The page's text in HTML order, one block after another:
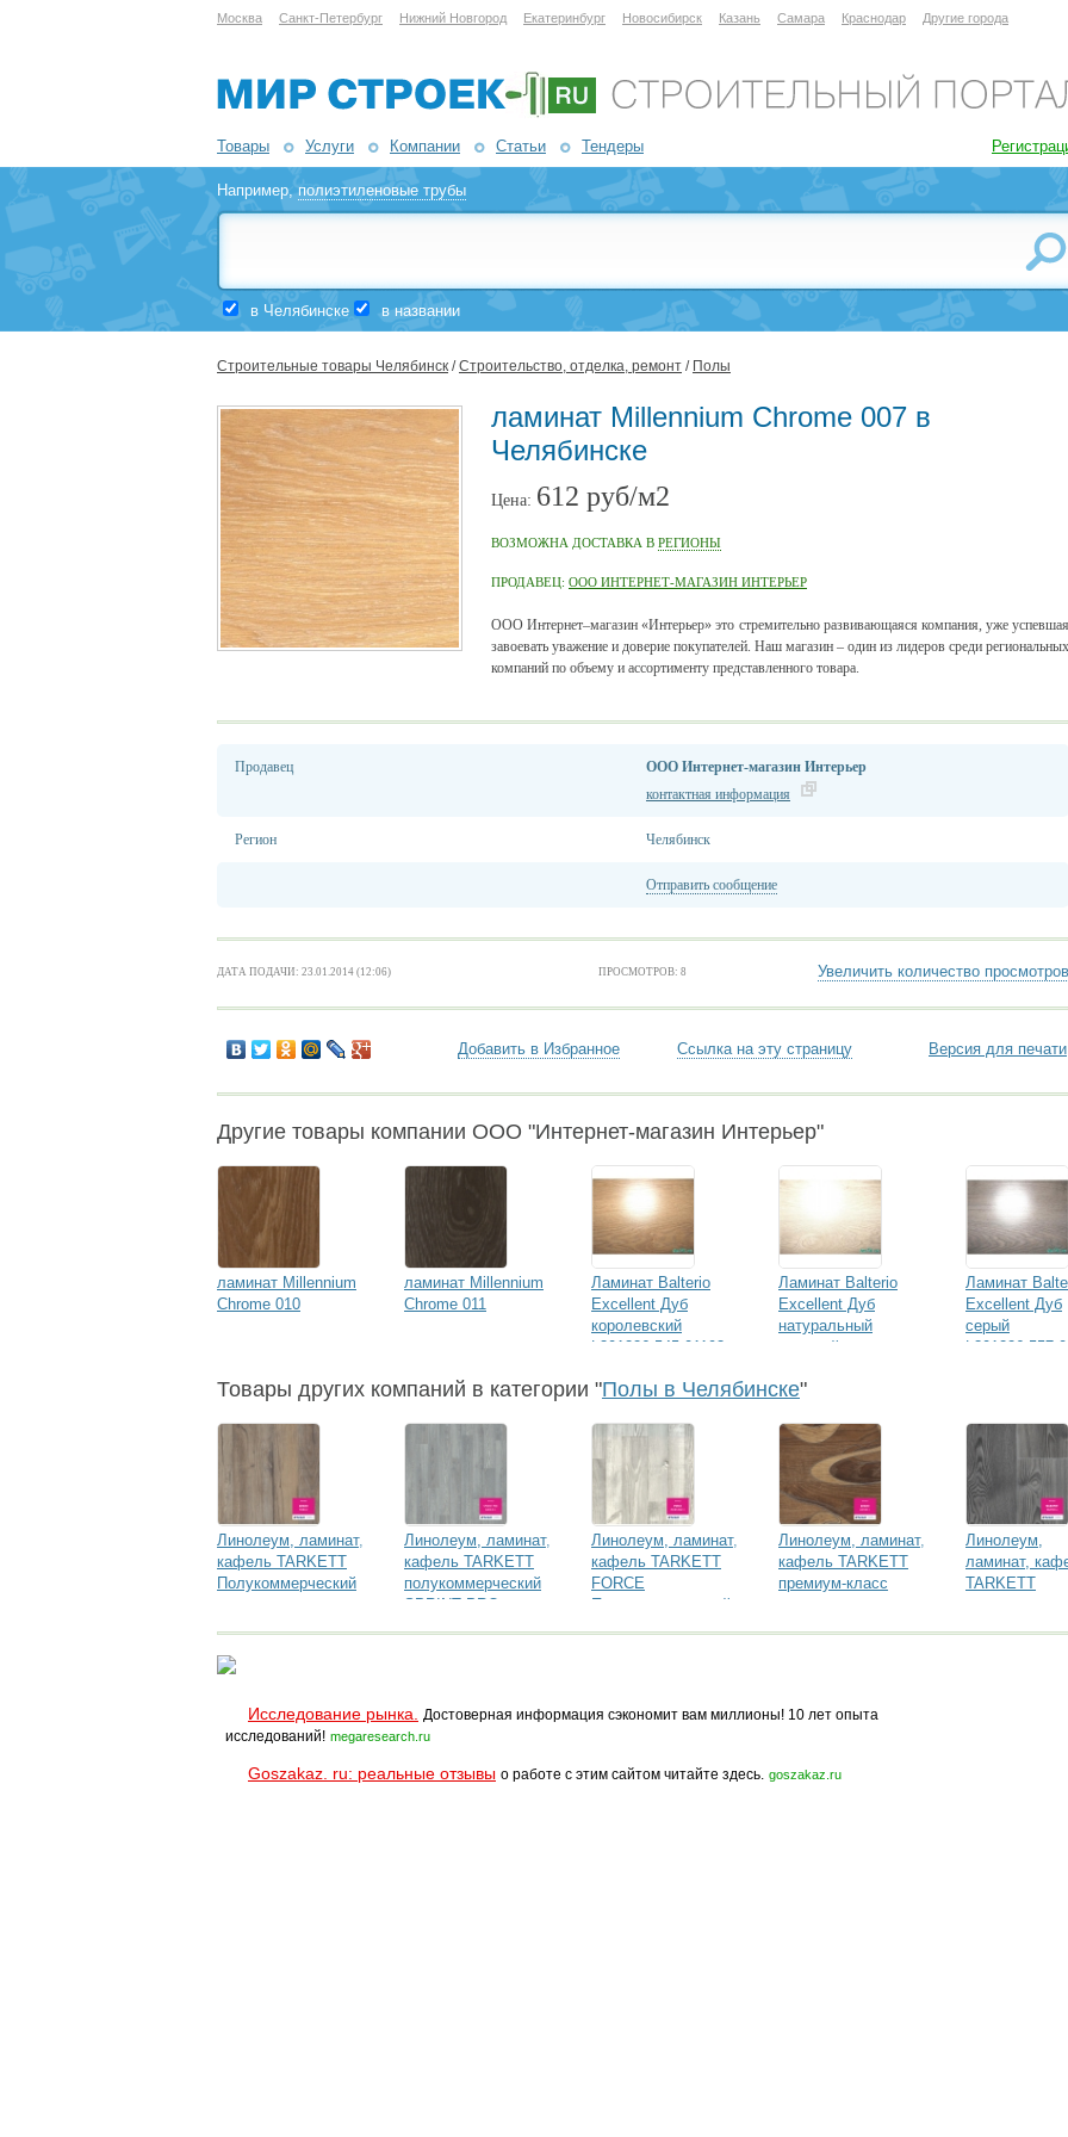
Москва Санкт-Петербург Нижний Новгород Екатеринбург Новосибирск Казань Самара Краснодар Другие города
Товары Услуги Компании Статьи Тендеры
Например,полиэтиленовые трубы
в Челябинске в названии
Строительные товары Челябинск /Строительство, отделка, ремонт / Полы
ламинат Millennium Chrome 007 в
Челябинске
Цена: 612 руб/м2
ВОЗМОЖНА ДОСТАВКА В РЕГИОНЫ
ПРОДАВЕЦ: ООО ИНТЕРНЕТ-МАГАЗИН ИНТЕРЬЕР
ООО Интернет–магазин «Интерьер» это стремительно развивающаяся компания, уже успевшая
завоевать уважение и доверие покупателей. Наш магазин – один из лидеров среди региональных
компаний по объему и ассортименту представленного товара.
Продавец
ООО Интернет-магазин Интерьер
контактная информация
Регион Челябинск
Отправить сообщение
ДАТА ПОДАЧИ: 23.01.2014 (12:06) ПРОСМОТРОВ: 8 Увеличить количество просмотров
Добавить в Избранное Ссылка на эту страницу Версия для печати
Другие товары компании ООО "Интернет-магазин Интерьер"
ламинат Millennium
Chrome 010
ламинат Millennium
Chrome 011
Ламинат Balterio
Excellent Дуб
королевский
L301226.545.01193
Ламинат Balterio
Excellent Дуб
натуральный
светлый
Ламинат
Excellent Дуб
серый
Товары других компаний в категории "Полы в Челябинске"
Линолеум, ламинат,
кафель TARKETT
Полукоммерческий
Линолеум, ламинат,
кафель TARKETT
полукоммерческий
SPRINT PRO
Линолеум, ламинат,
кафель TARKETT
FORCE
Полукоммерческий
Линолеум, ламинат,
кафель TARKETT
премиум-класс
Линолеум,
ламинат,
TARKETT
Исследование рынка.
Достоверная информация сэкономит вам миллионы! 10 лет опыта
исследований! megaresearch.ru
Goszakaz. ru: реальные отзывы о работе с этим сайтом читайте здесь. goszakaz.ru